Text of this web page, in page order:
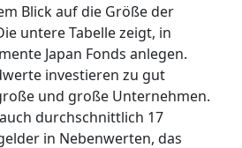
Blick auf die Größe der
untere Tabelle zeigt, in
Japan Fonds anlegen.
investieren zu gut
und große Unternehmen.
durchschnittlich 17
in Nebenwerten, das